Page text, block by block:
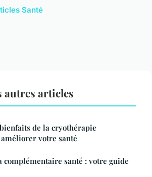
Santé
autres articles
de la cryothérapie
votre santé
complémentaire santé : votre guide